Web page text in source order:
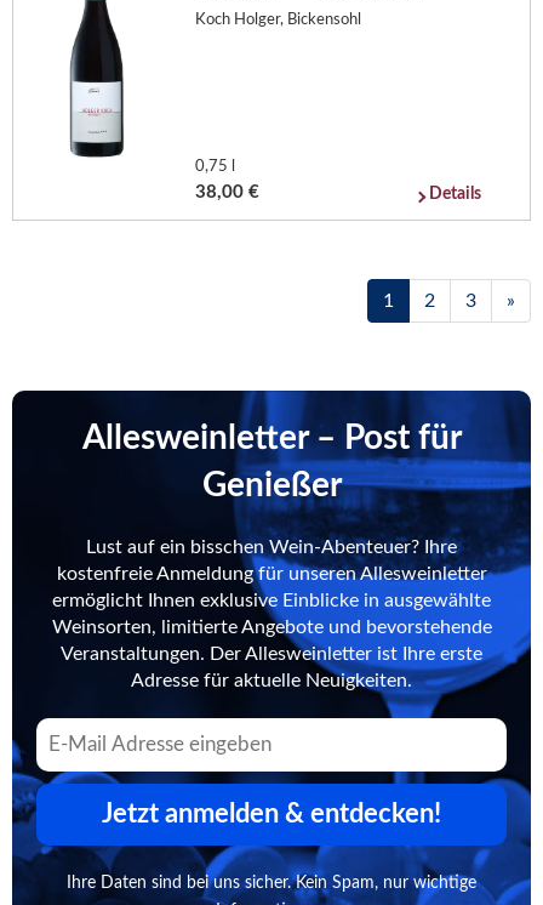
Koch Holger, Bickensohl
0,75 l
38,00 € Details
1 2 3 »
Allesweinletter – Post für
Genießer
Lust auf ein bisschen Wein-Abenteuer? Ihre
kostenfreie Anmeldung für unseren Allesweinletter
ermöglicht Ihnen exklusive Einblicke in ausgewählte
Weinsorten, limitierte Angebote und bevorstehende
Veranstaltungen. Der Allesweinletter ist Ihre erste
Adresse für aktuelle Neuigkeiten.
Jetzt anmelden & entdecken!
Ihre Daten sind bei uns sicher. Kein Spam, nur wichtige